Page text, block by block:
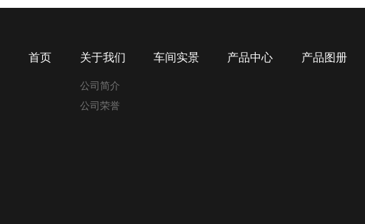
首页 关于我们
公司简介
公司荣誉
车间实景 产品中心 产品图册